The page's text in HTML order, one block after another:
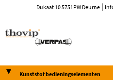
Dukaat 10 5751PW Deurne|
Kunststof bedieningselementen